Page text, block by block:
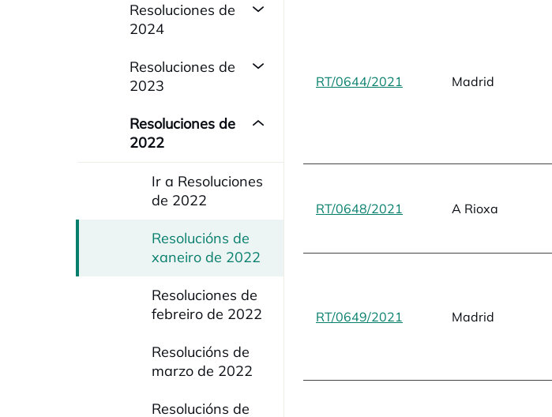
Resoluciones de
2024
Resoluciones de
2023
Resoluciones de
2022
Ir a Resoluciones
de 2022
Resolucións de
xaneiro de 2022
Resoluciones de
febreiro de 2022
Resolucións de
marzo de 2022
Resolucións de
RT/0644/2021 opens in a new tab
Madrid
RT/0648/2021 opens in a new tab
A Rioxa
RT/0649/2021 opens in a new tab
Madrid